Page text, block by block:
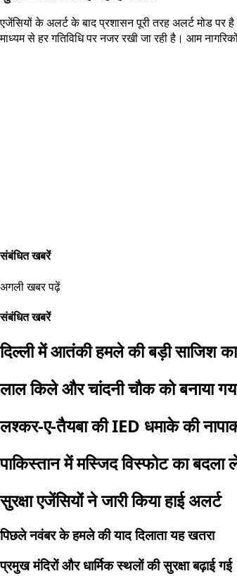
एजेंसियों के अलर्ट के बाद प्रशासन पूरी तरह अलर्ट मोड पर
माध्यम से हर गतिविधि पर नजर रखी जा रही है। आम
संबंधित खबरें
अगली खबर पढ़ें
संबंधित खबरें
दिल्ली में आतंकी हमले की बड़ी साजिश
लाल किले और चांदनी चौक को बनाया
लश्कर-ए-तैयबा की IED धमाके की
पाकिस्तान में मस्जिद विस्फोट का बदला
सुरक्षा एजेंसियों ने जारी किया हाई अलर्ट
पिछले नवंबर के हमले की याद दिलाता यह खतरा
प्रमुख मंदिरों और धार्मिक स्थलों की सुरक्षा बढ़ाई गई